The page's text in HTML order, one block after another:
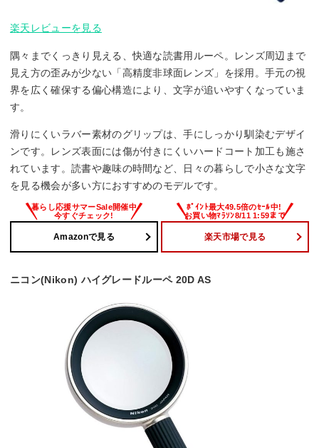
楽天レビューを見る
隅々までくっきり見える、快適な読書用ルーペ。レンズ周辺まで
見え方の歪みが少ない「高精度非球面レンズ」を採用。手元の視
界を広く確保する偏心構造により、文字が追いやすくなっていま
す。
滑りにくいラバー素材のグリップは、手にしっかり馴染むデザイ
ンです。レンズ表面には傷が付きにくいハードコート加工も施さ
れています。読書や趣味の時間など、日々の暮らしで小さな文字
を見る機会が多い方におすすめのモデルです。
Amazonで見る 楽天市場で見る
ニコン(Nikon) ハイグレードルーペ 20D AS